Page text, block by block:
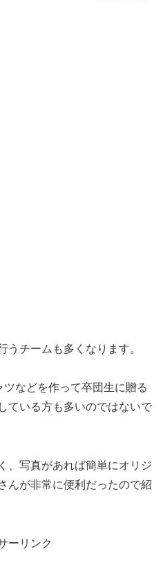
うチームも多くなります。
などを作って卒団生に贈る
ている方も多いのではないで
、写真があれば簡単にオリジ
んが非常に便利だったので紹
ーリンク